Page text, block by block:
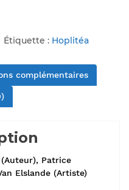
Étiquette : Hoplitéa
complémentaires
Patrice
Elslande (Artiste)